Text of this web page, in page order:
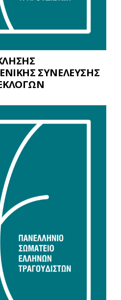
ΣΥΝΕΛΕΥΣΗΣ